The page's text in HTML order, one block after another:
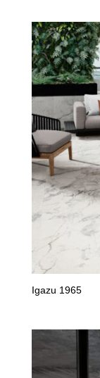
Igazu 1965